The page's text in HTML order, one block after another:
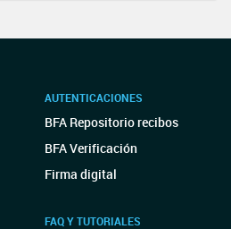
AUTENTICACIONES
BFA Repositorio recibos
BFA Verificación
Firma digital
FAQ Y TUTORIALES